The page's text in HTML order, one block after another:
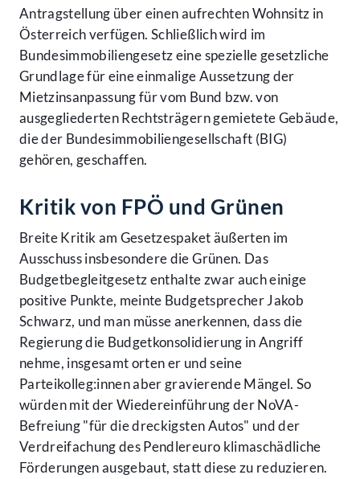
Antragstellung über einen aufrechten Wohnsitz in
Österreich verfügen. Schließlich wird im
Bundesimmobiliengesetz eine spezielle gesetzliche
Grundlage für eine einmalige Aussetzung der
Mietzinsanpassung für vom Bund bzw. von
ausgegliederten Rechtsträgern gemietete Gebäude,
die der Bundesimmobiliengesellschaft (BIG)
gehören, geschaffen.
Kritik von FPÖ und Grünen
Breite Kritik am Gesetzespaket äußerten im
Ausschuss insbesondere die Grünen. Das
Budgetbegleitgesetz enthalte zwar auch einige
positive Punkte, meinte Budgetsprecher Jakob
Schwarz, und man müsse anerkennen, dass die
Regierung die Budgetkonsolidierung in Angriff
nehme, insgesamt orten er und seine
Parteikolleg:innen aber gravierende Mängel. So
würden mit der Wiedereinführung der NoVA-
Befreiung "für die dreckigsten Autos" und der
Verdreifachung des Pendlereuro klimaschädliche
Förderungen ausgebaut, statt diese zu reduzieren.